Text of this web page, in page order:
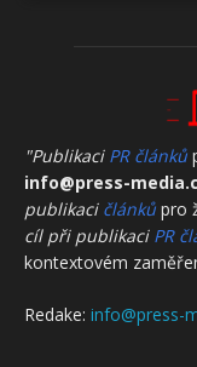
"Publikaci PR článků
info@press-
publikaci článků pro
cíl při publikaci PR
kontextovém
Redake: info@press-